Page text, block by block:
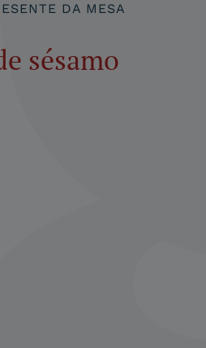
DA MESA
sésamo